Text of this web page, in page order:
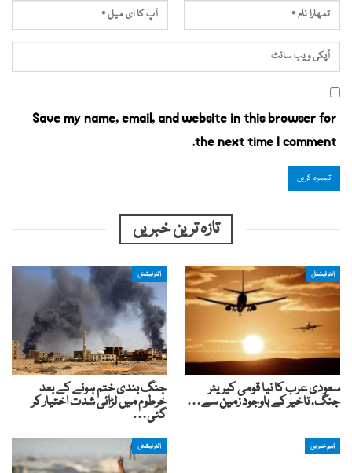
Save my name, email, and website in this browser for
the next time I comment.
تازہ ترین خبریں
انٹرنیشنل
سعودی عرب کا نیا قومی کیریئر
جنگ، تاخیر کے باوجود زمین سے…
انٹرنیشنل
جنگ بندی ختم ہونے کے بعد
خرطوم میں لڑائی شدت اختیار کر
گئی…
اہم خبریں انٹرنیشنل